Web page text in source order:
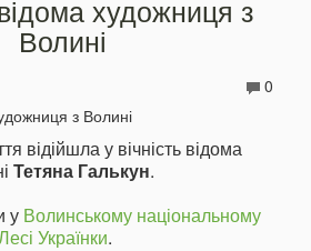
художниця з
Волині
0
відійшла у вічність відома
Тетяна Галькун.
у Волинському національному
Українки.